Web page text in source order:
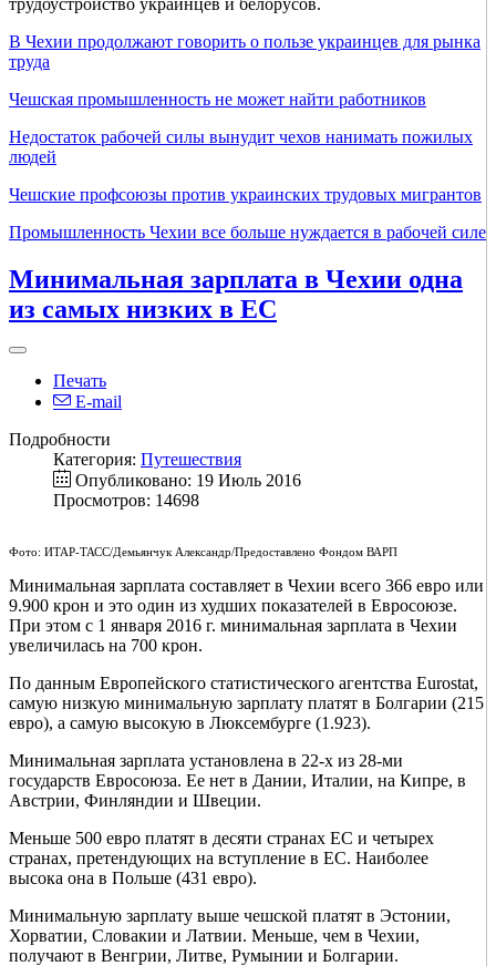
В Чехии продолжают говорить о пользе украинцев для рынка
труда
Чешская промышленность не может найти работников
Недостаток рабочей силы вынудит чехов нанимать пожилых
людей
Чешские профсоюзы против украинских трудовых мигрантов
Промышленность Чехии все больше нуждается в рабочей силе
Минимальная зарплата в Чехии одна
из самых низких в ЕС
Печать
E-mail
Подробности
Категория: Путешествия
Опубликовано: 19 Июль 2016
Просмотров: 14698
Фото: ИТАР-ТАСС/Демьянчук Александр/Предоставлено Фондом ВАРП
Минимальная зарплата составляет в Чехии всего 366 евро или
9.900 крон и это один из худших показателей в Евросоюзе.
При этом с 1 января 2016 г. минимальная зарплата в Чехии
увеличилась на 700 крон.
По данным Европейского статистического агентства Eurostat,
самую низкую минимальную зарплату платят в Болгарии (215
евро), а самую высокую в Люксембурге (1.923).
Минимальная зарплата установлена в 22-х из 28-ми
государств Евросоюза. Ее нет в Дании, Италии, на Кипре, в
Австрии, Финляндии и Швеции.
Меньше 500 евро платят в десяти странах ЕС и четырех
странах, претендующих на вступление в ЕС. Наиболее
высока она в Польше (431 евро).
Минимальную зарплату выше чешской платят в Эстонии,
Хорватии, Словакии и Латвии. Меньше, чем в Чехии,
получают в Венгрии, Литве, Румынии и Болгарии.